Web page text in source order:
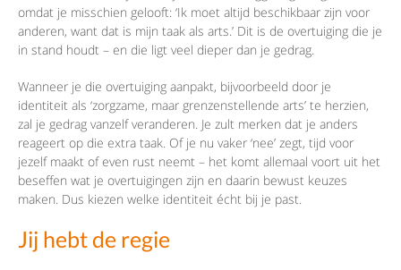
omdat je misschien gelooft: ‘Ik moet altijd beschikbaar zijn voor
anderen, want dat is mijn taak als arts.’ Dit is de overtuiging die je
in stand houdt – en die ligt veel dieper dan je gedrag.
Wanneer je die overtuiging aanpakt, bijvoorbeeld door je
identiteit als ‘zorgzame, maar grenzenstellende arts’ te herzien,
zal je gedrag vanzelf veranderen. Je zult merken dat je anders
reageert op die extra taak. Of je nu vaker ‘nee’ zegt, tijd voor
jezelf maakt of even rust neemt – het komt allemaal voort uit het
beseffen wat je overtuigingen zijn en daarin bewust keuzes
maken. Dus kiezen welke identiteit écht bij je past.
Jij hebt de regie